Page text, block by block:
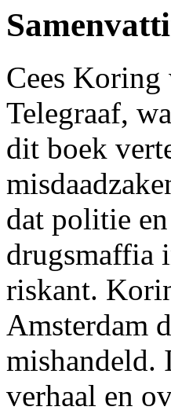
Cees
Telegraaf,
dit boek
dat politie
drugsmaffia
riskant.
Amsterdam
mishandeld.
verhaal en